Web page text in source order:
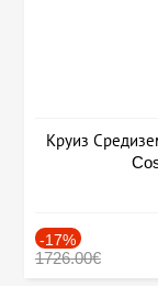
Круиз
-17%
1726.00€